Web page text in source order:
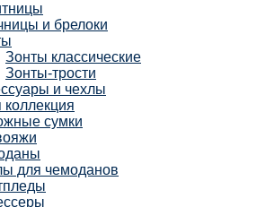
и брелоки
Зонты классические
Зонты-трости
и чехлы
сумки
для чемоданов